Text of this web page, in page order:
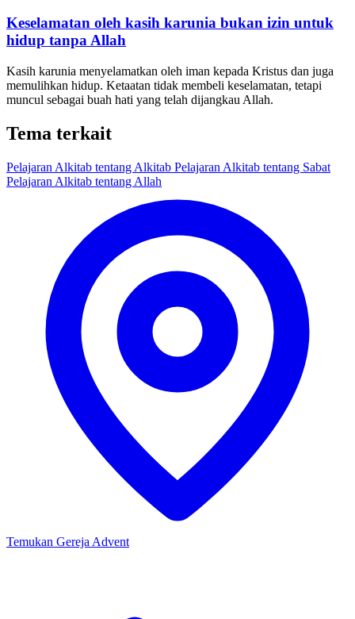
Keselamatan oleh kasih karunia bukan izin untuk
hidup tanpa Allah
Kasih karunia menyelamatkan oleh iman kepada Kristus dan juga
memulihkan hidup. Ketaatan tidak membeli keselamatan, tetapi
muncul sebagai buah hati yang telah dijangkau Allah.
Tema terkait
Pelajaran Alkitab tentang Alkitab Pelajaran Alkitab tentang Sabat
Pelajaran Alkitab tentang Allah
Temukan Gereja Advent